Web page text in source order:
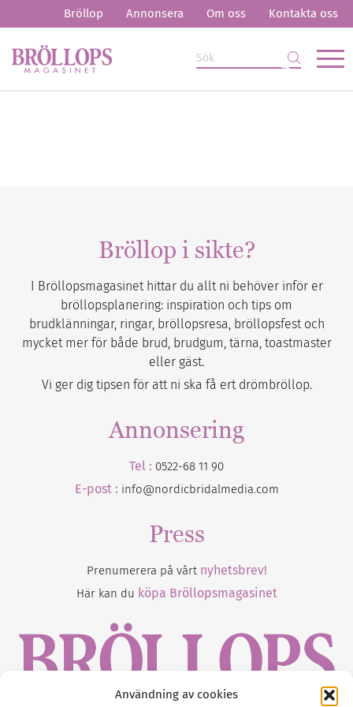
Användning av cookies
Bröllop Annonsera Om oss Kontakta oss
Bröllop i sikte?
I Bröllopsmagasinet hittar du allt ni behöver inför er
bröllopsplanering: inspiration och tips om
brudklänningar, ringar, bröllopsresa, bröllopsfest och
mycket mer för både brud, brudgum, tärna, toastmaster
eller gäst.
Vi ger dig tipsen för att ni ska få ert drömbröllop.
Annonsering
Tel : 0522-68 11 90
E-post : info@nordicbridalmedia.com
Press
Prenumerera på vårt nyhetsbrev!
Här kan du köpa Bröllopsmagasinet